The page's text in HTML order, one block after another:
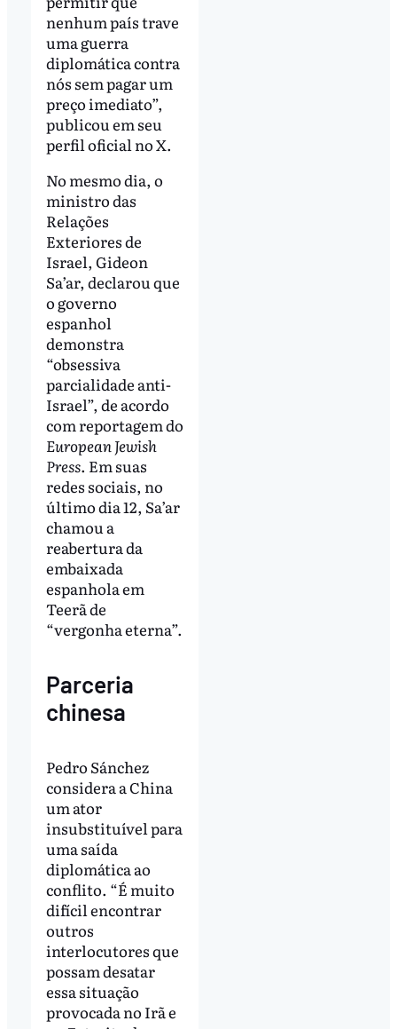
nenhum país trave
uma guerra
diplomática contra
nós sem pagar um
preço imediato”,
publicou em seu
perfil oficial no X.
No mesmo dia, o
ministro das
Relações
Exteriores de
Israel, Gideon
Sa’ar, declarou que
o governo
espanhol
demonstra
“obsessiva
parcialidade anti-
Israel”, de acordo
com reportagem do
European Jewish
Press. Em suas
redes sociais, no
último dia 12, Sa’ar
chamou a
reabertura da
embaixada
espanhola em
Teerã de
“vergonha eterna”.
Parceria
chinesa
Pedro Sánchez
considera a China
um ator
insubstituível para
uma saída
diplomática ao
conflito. “É muito
difícil encontrar
outros
interlocutores que
possam desatar
essa situação
provocada no Irã e